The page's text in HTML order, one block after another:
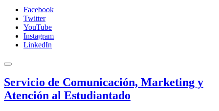
Facebook
Twitter
YouTube
Instagram
LinkedIn
Servicio de Comunicación, Marketing y
Atención al Estudiantado